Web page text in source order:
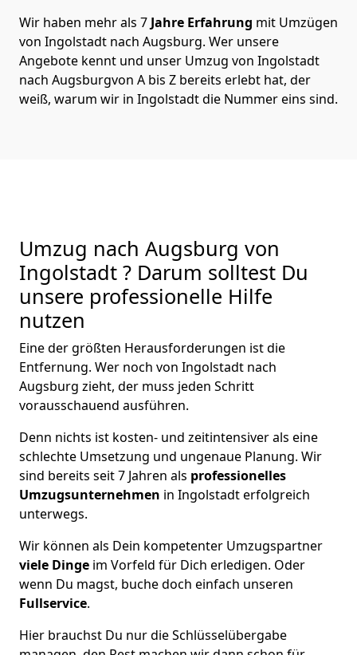
Wir haben mehr als 7 Jahre Erfahrung mit Umzügen
von Ingolstadt nach Augsburg. Wer unsere
Angebote kennt und unser Umzug von Ingolstadt
nach Augsburgvon A bis Z bereits erlebt hat, der
weiß, warum wir in Ingolstadt die Nummer eins sind.
Umzug nach Augsburg von
Ingolstadt ? Darum solltest Du
unsere professionelle Hilfe
nutzen
Eine der größten Herausforderungen ist die
Entfernung. Wer noch von Ingolstadt nach
Augsburg zieht, der muss jeden Schritt
vorausschauend ausführen.
Denn nichts ist kosten- und zeitintensiver als eine
schlechte Umsetzung und ungenaue Planung. Wir
sind bereits seit 7 Jahren als professionelles
Umzugsunternehmen in Ingolstadt erfolgreich
unterwegs.
Wir können als Dein kompetenter Umzugspartner
viele Dinge im Vorfeld für Dich erledigen. Oder
wenn Du magst, buche doch einfach unseren
Fullservice.
Hier brauchst Du nur die Schlüsselübergabe